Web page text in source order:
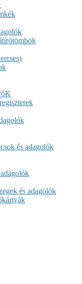
és adagolók
és adagolók